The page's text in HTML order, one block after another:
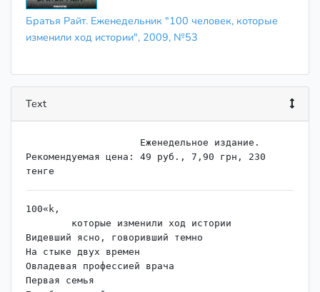
Братья Райт. Еженедельник "100 человек, которые
изменили ход истории", 2009, №53
Text
Рекомендуемая цена: 49 руб., 7,90 грн, 230
100«k,
Видевший ясно, говоривший темно
На стыке двух времен
Овладевая профессией врача
Первая семья